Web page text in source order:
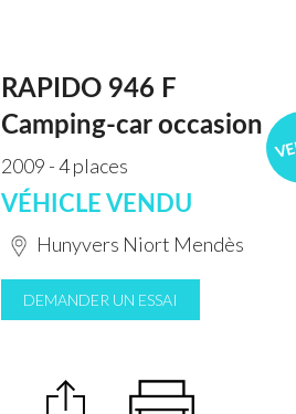
RAPIDO 946 F
Camping-car occasion
2009 - 4 places
VÉHICLE VENDU
Hunyvers Niort Mendès
DEMANDER UN ESSAI